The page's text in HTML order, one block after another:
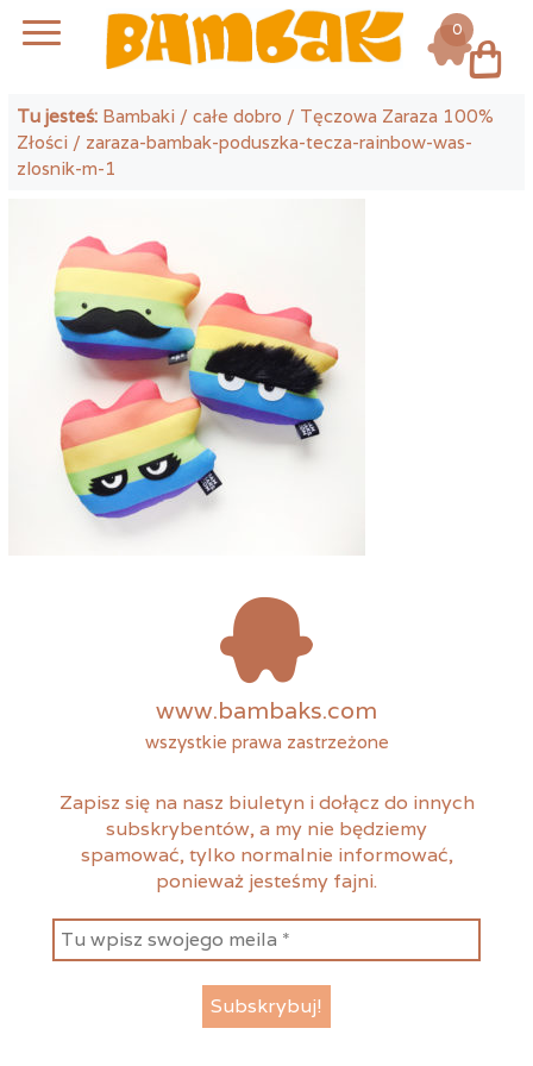
Tu jesteś: Bambaki /całe dobro / Tęczowa Zaraza 100%
Złości / zaraza-bambak-poduszka-tecza-rainbow-was-
zlosnik-m-1
www.bambaks.com
wszystkie prawa zastrzeżone
Zapisz się na nasz biuletyn i dołącz do innych
subskrybentów, a my nie będziemy
spamować, tylko normalnie informować,
ponieważ jesteśmy fajni.
Log in
0